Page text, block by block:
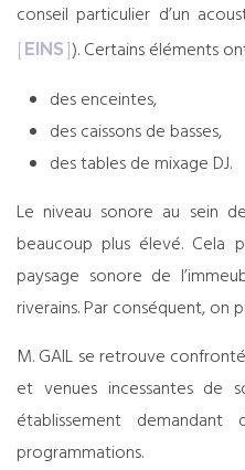
conseil particulier d’un
EINS ). Certains éléments
des enceintes,
des caissons de basses,
des tables de mixage DJ.
Le niveau sonore au sein
beaucoup plus élevé. Cela
paysage sonore de
riverains. Par conséquent, on
M. GAIL se retrouve
et venues incessantes de
établissement
programmations.